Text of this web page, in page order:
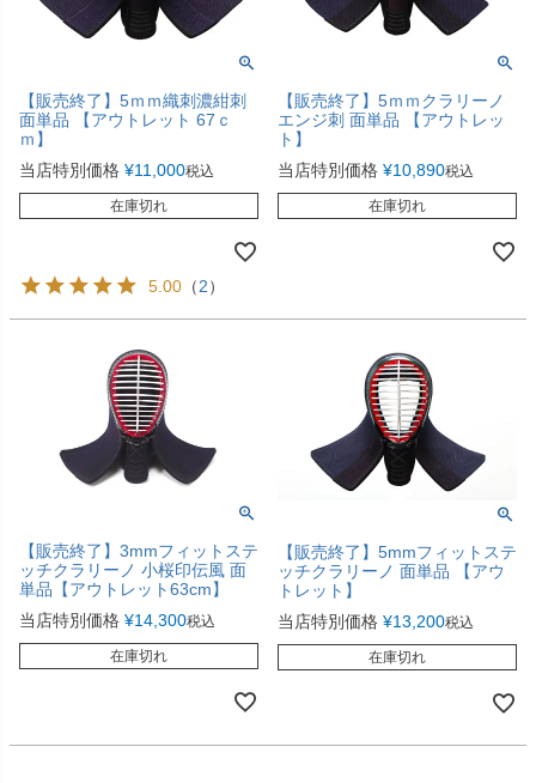
【販売終了】5ｍｍ織刺濃紺刺
面単品 【アウトレット 67ｃ
ｍ】
当店特別価格 ¥11,000税込
在庫切れ
5.00 （2）
【販売終了】5ｍｍクラリーノ
エンジ刺 面単品 【アウトレッ
ト】
当店特別価格 ¥10,890税込
在庫切れ
【販売終了】3mmフィットステ
ッチクラリーノ 小桜印伝風 面
単品【アウトレット63cm】
当店特別価格 ¥14,300税込
在庫切れ
【販売終了】5mmフィットステ
ッチクラリーノ 面単品 【アウ
トレット】
当店特別価格 ¥13,200税込
在庫切れ